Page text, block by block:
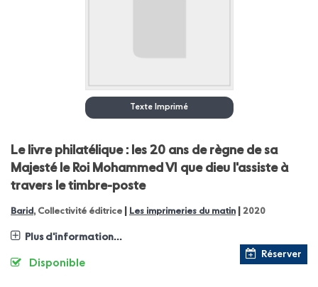
Texte Imprimé
Le livre philatélique : les 20 ans de règne de sa
Majesté le Roi Mohammed VI que dieu l'assiste à
travers le timbre-poste
Barid , Collectivité éditrice Les imprimeries du matin 2020
Plus d'information...
Réserver
Disponible